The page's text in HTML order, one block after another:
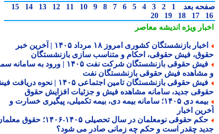
بعد 1
2
3
4
5
6
7
8
9
10
11
12
13
14
15
17
18
19
20
ویژهاندیشه معاصر
اخبار بازنشستگان کشوری امروز ۱۸ مرداد ۱۴۰۵ | آخرین خبر
فیش حقوقی، احکام و متناسب سازی بازنشستگان
فیش حقوقی بازنشستگان شرکت نفت ۱۴۰۵ | ورود به سامانه سما
فیش حقوقی بازنشستگان نفت
فیش حقوقی بازنشستگان تامین اجتماعی ۱۴۰۵ | نحوه دریافت فیش
جدید، سامانه مشاهده فیش و جزئیات افزایش حقوق
بیمه دی ۱۴۰۵؛ سامانه بیمه دی، بیمه تکمیلی، پیگیری خسارت و
اخبار
حکم حقوقی نومعلمان در سال تحصیلی ۱۴۰۵-۱۴۰۶؛ حقوق معلمان
چقدر است و حکم چه زمانی صادر می شود؟